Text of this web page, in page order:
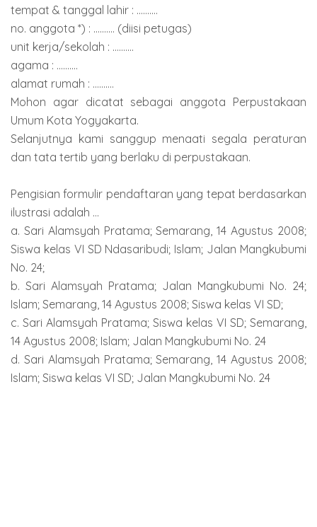
tempat & tanggal lahir : ..........
no. anggota *) : .......... (diisi petugas)
unit kerja/sekolah : ..........
agama : ..........
alamat rumah : ..........
Mohon agar dicatat sebagai anggota Perpustakaan
Umum Kota Yogyakarta.
Selanjutnya kami sanggup menaati segala peraturan
dan tata tertib yang berlaku di perpustakaan.
Pengisian formulir pendaftaran yang tepat berdasarkan
ilustrasi adalah ...
a. Sari Alamsyah Pratama; Semarang, 14 Agustus 2008;
Siswa kelas VI SD Ndasaribudi; Islam; Jalan Mangkubumi
No. 24;
b. Sari Alamsyah Pratama; Jalan Mangkubumi No. 24;
Islam; Semarang, 14 Agustus 2008; Siswa kelas VI SD;
c. Sari Alamsyah Pratama; Siswa kelas VI SD; Semarang,
14 Agustus 2008; Islam; Jalan Mangkubumi No. 24
d. Sari Alamsyah Pratama; Semarang, 14 Agustus 2008;
Islam; Siswa kelas VI SD; Jalan Mangkubumi No. 24